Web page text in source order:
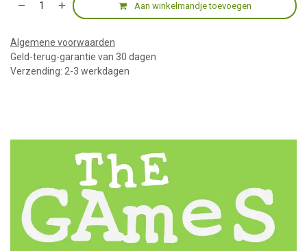
Aan winkelmandje toevoegen
Algemene voorwaarden
Geld-terug-garantie van 30 dagen
Verzending: 2-3 werkdagen